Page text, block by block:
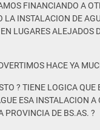
FINANCIANDO A
LA INSTALACION DE
LUGARES ALEJADOS
HACE YA
? TIENE LOGICA QUE
ESA INSTALACION A
PROVINCIA DE BS.AS. ?